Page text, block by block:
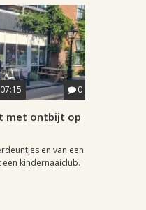
0
met ontbijt op
en van een
kindernaaiclub.